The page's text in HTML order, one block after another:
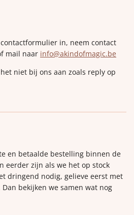
in, neem contact
mail naar info@akindofmagic.be
niet bij ons aan zoals reply op
en betaalde bestelling binnen de
eerder zijn als we het op stock
dringend nodig, gelieve eerst met
bekijken we samen wat nog